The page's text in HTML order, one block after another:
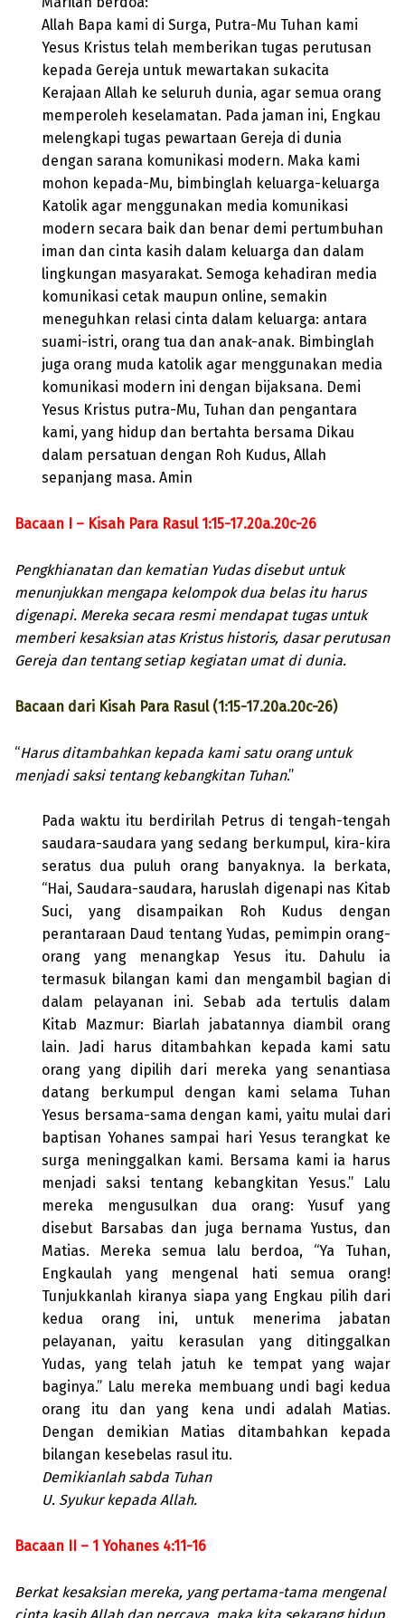
Allah Bapa kami di Surga, Putra-Mu Tuhan kami
Yesus Kristus telah memberikan tugas perutusan
kepada Gereja untuk mewartakan sukacita
Kerajaan Allah ke seluruh dunia, agar semua orang
memperoleh keselamatan. Pada jaman ini, Engkau
melengkapi tugas pewartaan Gereja di dunia
dengan sarana komunikasi modern. Maka kami
mohon kepada-Mu, bimbinglah keluarga-keluarga
Katolik agar menggunakan media komunikasi
modern secara baik dan benar demi pertumbuhan
iman dan cinta kasih dalam keluarga dan dalam
lingkungan masyarakat. Semoga kehadiran media
komunikasi cetak maupun online, semakin
meneguhkan relasi cinta dalam keluarga: antara
suami-istri, orang tua dan anak-anak. Bimbinglah
juga orang muda katolik agar menggunakan media
komunikasi modern ini dengan bijaksana. Demi
Yesus Kristus putra-Mu, Tuhan dan pengantara
kami, yang hidup dan bertahta bersama Dikau
dalam persatuan dengan Roh Kudus, Allah
sepanjang masa. Amin
Bacaan I – Kisah Para Rasul 1:15-17.20a.20c-26
Pengkhianatan dan kematian Yudas disebut untuk
menunjukkan mengapa kelompok dua belas itu harus
digenapi. Mereka secara resmi mendapat tugas untuk
memberi kesaksian atas Kristus historis, dasar perutusan
Gereja dan tentang setiap kegiatan umat di dunia.
Bacaan dari Kisah Para Rasul (1:15-17.20a.20c-26)
“Harus ditambahkan kepada kami satu orang untuk
menjadi saksi tentang kebangkitan Tuhan.”
Pada waktu itu berdirilah Petrus di tengah-tengah
saudara-saudara yang sedang berkumpul, kira-kira
seratus dua puluh orang banyaknya. Ia berkata,
“Hai, Saudara-saudara, haruslah digenapi nas Kitab
Suci, yang disampaikan Roh Kudus dengan
perantaraan Daud tentang Yudas, pemimpin orang-
orang yang menangkap Yesus itu. Dahulu ia
termasuk bilangan kami dan mengambil bagian di
dalam pelayanan ini. Sebab ada tertulis dalam
Kitab Mazmur: Biarlah jabatannya diambil orang
lain. Jadi harus ditambahkan kepada kami satu
orang yang dipilih dari mereka yang senantiasa
datang berkumpul dengan kami selama Tuhan
Yesus bersama-sama dengan kami, yaitu mulai dari
baptisan Yohanes sampai hari Yesus terangkat ke
surga meninggalkan kami. Bersama kami ia harus
menjadi saksi tentang kebangkitan Yesus.” Lalu
mereka mengusulkan dua orang: Yusuf yang
disebut Barsabas dan juga bernama Yustus, dan
Matias. Mereka semua lalu berdoa, “Ya Tuhan,
Engkaulah yang mengenal hati semua orang!
Tunjukkanlah kiranya siapa yang Engkau pilih dari
kedua orang ini, untuk menerima jabatan
pelayanan, yaitu kerasulan yang ditinggalkan
Yudas, yang telah jatuh ke tempat yang wajar
baginya.” Lalu mereka membuang undi bagi kedua
orang itu dan yang kena undi adalah Matias.
Dengan demikian Matias ditambahkan kepada
bilangan kesebelas rasul itu.
Demikianlah sabda Tuhan
U. Syukur kepada Allah.
Bacaan II – 1 Yohanes 4:11-16
Berkat kesaksian mereka, yang pertama-tama mengenal